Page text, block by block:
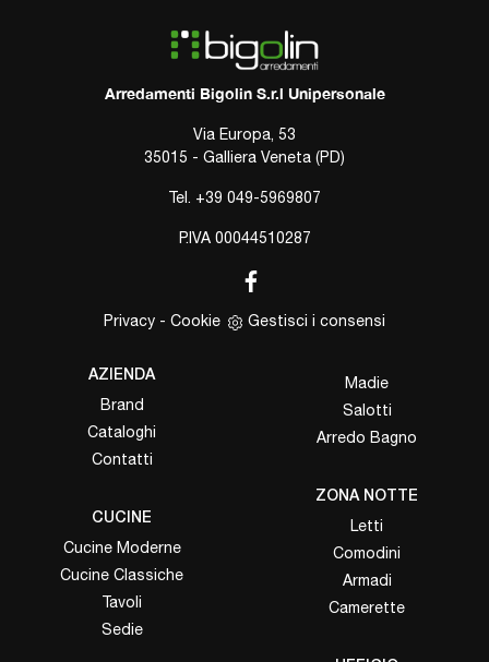
Arredamenti Bigolin S.r.l Unipersonale
Via Europa, 53
35015 - Galliera Veneta (PD)
Tel. +39 049-5969807
P.IVA 00044510287
Privacy - Cookie Gestisci i consensi
AZIENDA
Brand
Cataloghi
Contatti
CUCINE
Cucine Moderne
Cucine Classiche
Tavoli
Sedie
Madie
Salotti
Arredo Bagno
ZONA NOTTE
Letti
Comodini
Armadi
Camerette